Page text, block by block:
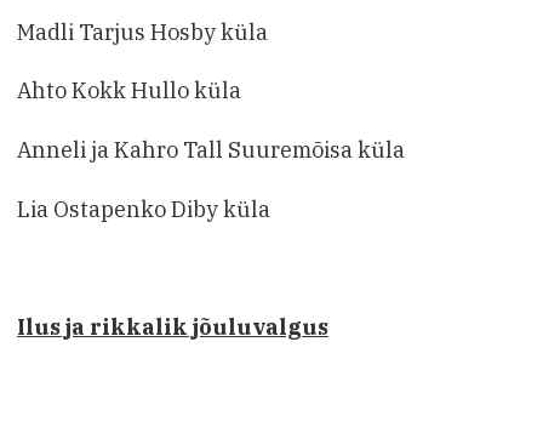
Madli Tarjus Hosby küla
Ahto Kokk Hullo küla
Anneli ja Kahro Tall Suuremõisa küla
Lia Ostapenko Diby küla
Ilus ja rikkalik jõuluvalgus